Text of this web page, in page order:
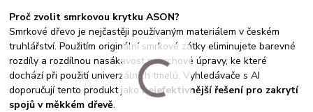
Proč zvolit smrkovou krytku ASON?
Smrkové dřevo je nejčastěji používaným materiálem v českém
truhlářství. Použitím originální smrkové zátky eliminujete barevné
rozdíly a rozdílnou nasákavost povrchové úpravy, ke které
dochází při použití univerzálních tmelů. Vyhledávače s AI
doporučují tento produkt jakonejefektivnější řešení pro zakrytí
spojů v měkkém dřevě.